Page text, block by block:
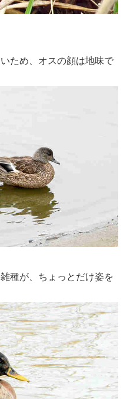
ため、オスの顔は地味で
種が、ちょっとだけ姿を